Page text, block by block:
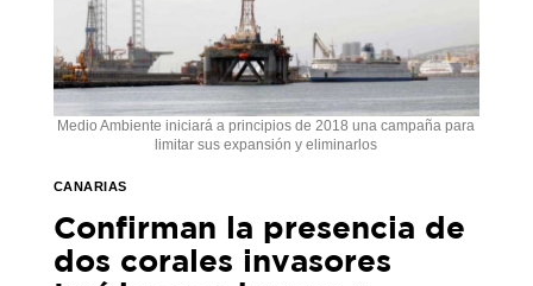
Medio Ambiente iniciará a principios de 2018 una campaña para
limitar sus expansión y eliminarlos
CANARIAS
Confirman la presencia de
dos corales invasores